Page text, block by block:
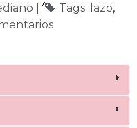
Tags: lazo